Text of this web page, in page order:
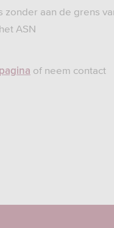
aan de grens
ASN
of neem contact